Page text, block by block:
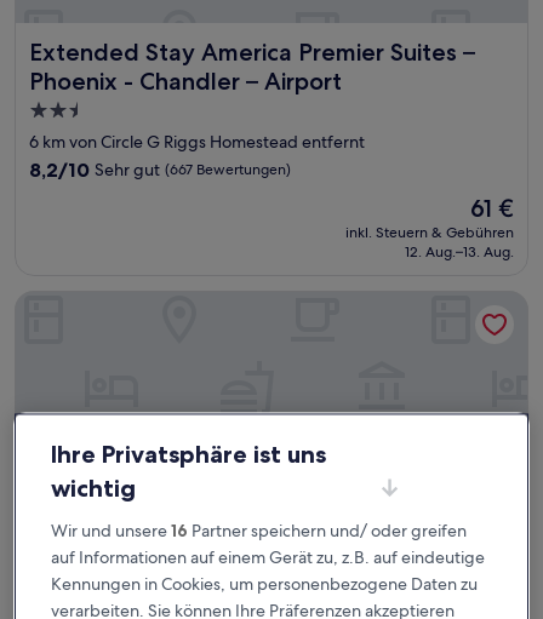
Extended Stay America Premier Suites –
Phoenix - Chandler – Airport
Extended Stay America Premier Suites – Phoenix -
2.5-
Sterne-
Unterkunft
6 km von Circle G Riggs Homestead entfernt
8.2
Bewertungen)
8,2/10 Sehr gut (667 Bewertungen)
Der
Preis
beträgt
61 €
inkl. Steuern & Gebühren
12. Aug.–13. Aug.
Hyatt Place Gilbert
Hyatt Place Gilbert
Hyatt Place Gilbert
Ihre Privatsphäre ist uns
wichtig
Wir und unsere16 Partner speichern und/ oder greifen
auf Informationen auf einem Gerät zu, z.B. auf eindeutige
Kennungen in Cookies, um personenbezogene Daten zu
verarbeiten. Sie können Ihre Präferenzen akzeptieren